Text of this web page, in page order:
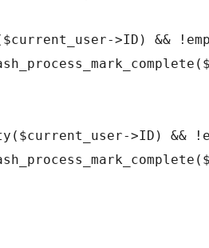
>ID) &&
>ID) &&